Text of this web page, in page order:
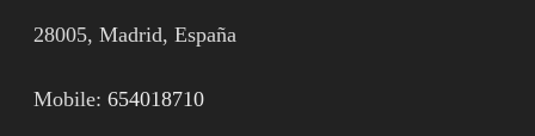
28005, Madrid, España
Mobile:654018710